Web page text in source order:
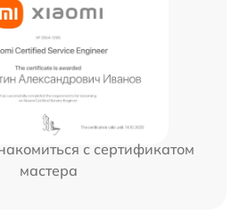
с сертификатом
мастера